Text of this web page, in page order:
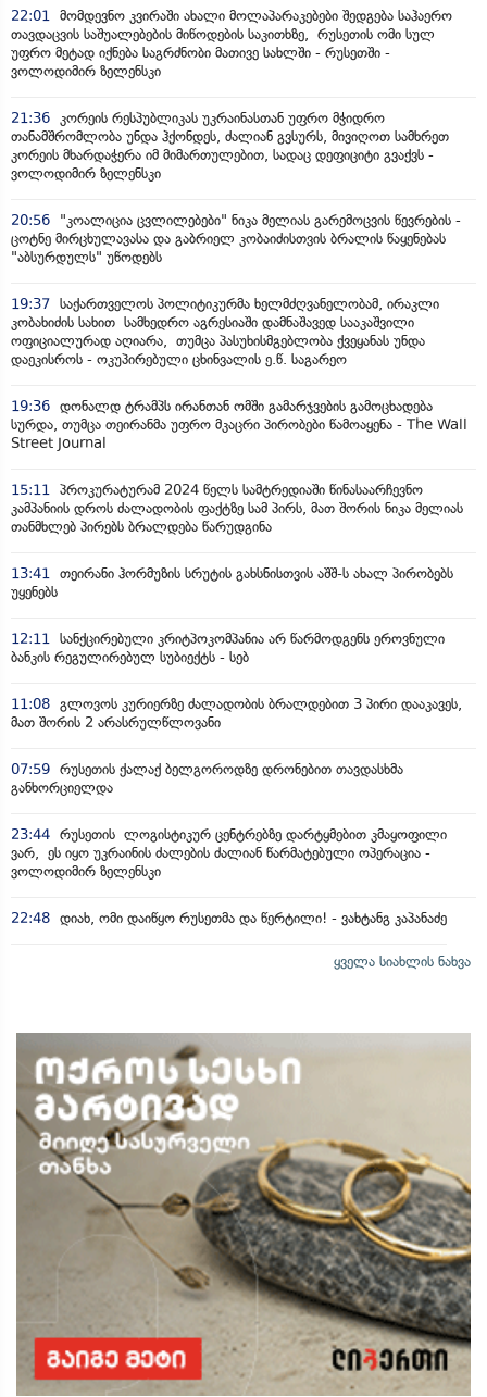
22:01 მომდევნო კვირაში ახალი მოლაპარაკებები შედგება საჰაერო
თავდაცვის საშუალებების მიწოდების საკითხზე, რუსეთის ომი სულ
უფრო მეტად იქნება საგრძნობი მათივე სახლში - რუსეთში -
ვოლოდიმირ ზელენსკი
21:36 კორეის რესპუბლიკას უკრაინასთან უფრო მჭიდრო
თანამშრომლობა უნდა ჰქონდეს, ძალიან გვსურს, მივიღოთ სამხრეთ
კორეის მხარდაჭერა იმ მიმართულებით, სადაც დეფიციტი გვაქვს -
ვოლოდიმირ ზელენსკი
20:56
"კოალიცია ცვლილებები" ნიკა მელიას გარემოცვის წევრების -
ცოტნე მირცხულავასა და გაბრიელ კობაიძისთვის ბრალის წაყენებას
"აბსურდულს" უწოდებს
19:37 საქართველოს პოლიტიკურმა ხელმძღვანელობამ, ირაკლი
კობახიძის სახით სამხედრო აგრესიაში დამნაშავედ სააკაშვილი
ოფიციალურად აღიარა, თუმცა პასუხისმგებლობა ქვეყანას უნდა
დაეკისროს - ოკუპირებული ცხინვალის ე.წ. საგარეო
19:36 დონალდ ტრამპს ირანთან ომში გამარჯვების გამოცხადება
სურდა, თუმცა თეირანმა უფრო მკაცრი პირობები წამოაყენა - The Wall
Street Journal
15:11 პროკურატურამ 2024 წელს სამტრედიაში წინასაარჩევნო
კამპანიის დროს ძალადობის ფაქტზე სამ პირს, მათ შორის ნიკა მელიას
თანმხლებ პირებს ბრალდება წარუდგინა
13:41 თეირანი ჰორმუზის სრუტის გახსნისთვის აშშ-ს ახალ პირობებს
უყენებს
12:11 სანქცირებული კრიტპოკომპანია არ წარმოდგენს ეროვნული
ბანკის რეგულირებულ სუბიექტს - სებ
11:08 გლოვოს კურიერზე ძალადობის ბრალდებით 3 პირი დააკავეს,
მათ შორის 2 არასრულწლოვანი
07:59 რუსეთის ქალაქ ბელგოროდზე დრონებით თავდასხმა
განხორციელდა
23:44 რუსეთის ლოგისტიკურ ცენტრებზე დარტყმებით კმაყოფილი
ვარ, ეს იყო უკრაინის ძალების ძალიან წარმატებული ოპერაცია -
ვოლოდიმირ ზელენსკი
22:48 დიახ, ომი დაიწყო რუსეთმა და წერტილი! - ვახტანგ კაპანაძე
ყველა სიახლის ნახვა